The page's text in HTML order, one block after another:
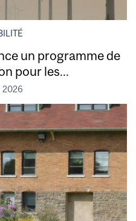
un programme de
pour les...
2026